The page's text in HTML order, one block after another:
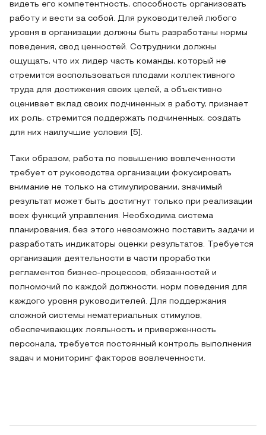
видеть его компетентность, способность организовать
работу и вести за собой. Для руководителей любого
уровня в организации должны быть разработаны нормы
поведения, свод ценностей. Сотрудники должны
ощущать, что их лидер часть команды, который не
стремится воспользоваться плодами коллективного
труда для достижения своих целей, а объективно
оценивает вклад своих подчиненных в работу, признает
их роль, стремится поддержать подчиненных, создать
для них наилучшие условия [5].
Таки образом, работа по повышению вовлеченности
требует от руководства организации фокусировать
внимание не только на стимулировании, значимый
результат может быть достигнут только при реализации
всех функций управления. Необходима система
планирования, без этого невозможно поставить задачи и
разработать индикаторы оценки результатов. Требуется
организация деятельности в части проработки
регламентов бизнес-процессов, обязанностей и
полномочий по каждой должности, норм поведения для
каждого уровня руководителей. Для поддержания
сложной системы нематериальных стимулов,
обеспечивающих лояльность и приверженность
персонала, требуется постоянный контроль выполнения
задач и мониторинг факторов вовлеченности.